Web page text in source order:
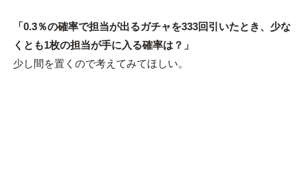
「0.3％の確率で担当が出るガチャを333回引いたとき、少な
くとも1枚の担当が手に入る確率は？」
少し間を置くので考えてみてほしい。